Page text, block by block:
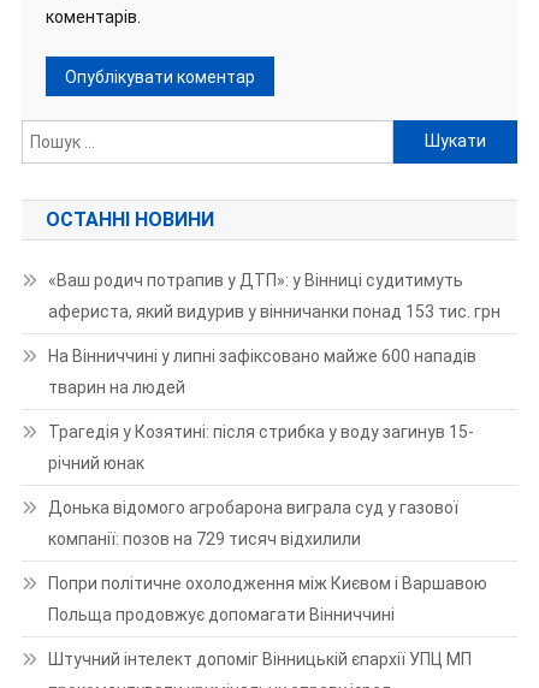
коментарів.
Пошук:
ОСТАННІ НОВИНИ
«Ваш родич потрапив у ДТП»: у Вінниці судитимуть
афериста, який видурив у вінничанки понад 153 тис. грн
На Вінниччині у липні зафіксовано майже 600 нападів
тварин на людей
Трагедія у Козятині: після стрибка у воду загинув 15-
річний юнак
Донька відомого агробарона виграла суд у газової
компанії: позов на 729 тисяч відхилили
Попри політичне охолодження між Києвом і Варшавою
Польща продовжує допомагати Вінниччині
Штучний інтелект допоміг Вінницькій єпархії УПЦ МП